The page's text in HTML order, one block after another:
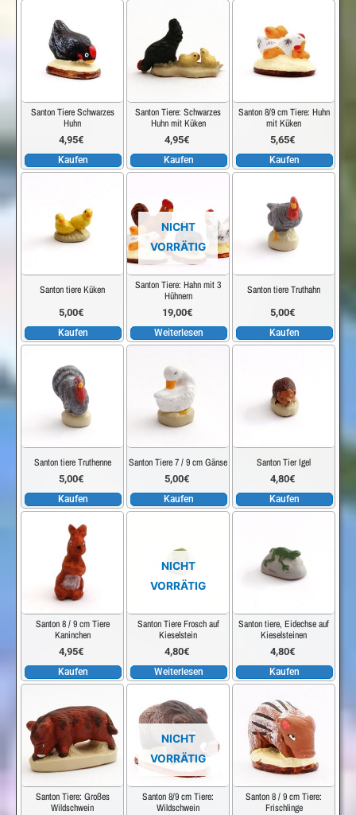
Santon Tiere Schwarzes
Huhn
4,95€
Kaufen
Santon Tiere: Schwarzes
Huhn mit Küken
4,95€
Kaufen
Santon 8/9 cm Tiere: Huhn
mit Küken
5,65€
Kaufen
Santon tiere Küken
5,00€
Kaufen
NICHT
VORRÄTIG
Santon Tiere: Hahn mit 3
Hühnern
19,00€
Weiterlesen
Santon tiere Truthahn
5,00€
Kaufen
Santon tiere Truthenne
5,00€
Kaufen
Santon Tiere 7 / 9 cm Gänse
5,00€
Kaufen
Santon Tier Igel
4,80€
Kaufen
Santon 8 / 9 cm Tiere
Kaninchen
4,95€
Kaufen
NICHT
VORRÄTIG
Santon Tiere Frosch auf
Kieselstein
4,80€
Weiterlesen
Santon tiere, Eidechse auf
Kieselsteinen
4,80€
Kaufen
Santon Tiere: Großes
Wildschwein
NICHT
VORRÄTIG
Santon 8/9 cm Tiere:
Wildschwein
Santon 8 / 9 cm Tiere:
Frischlinge